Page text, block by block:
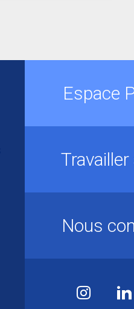
Espace
Nous